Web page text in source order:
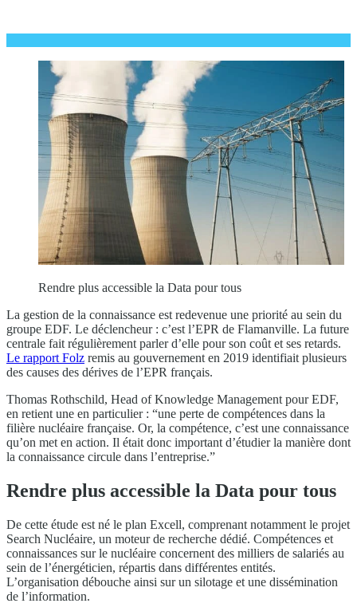
Rendre plus accessible la Data pour tous
La gestion de la connaissance est redevenue une priorité au sein du
groupe EDF. Le déclencheur : c’est l’EPR de Flamanville. La future
centrale fait régulièrement parler d’elle pour son coût et ses retards.
Le rapport Folz remis au gouvernement en 2019 identifiait plusieurs
des causes des dérives de l’EPR français.
Thomas Rothschild, Head of Knowledge Management pour EDF,
en retient une en particulier : “une perte de compétences dans la
filière nucléaire française. Or, la compétence, c’est une connaissance
qu’on met en action. Il était donc important d’étudier la manière dont
la connaissance circule dans l’entreprise.”
Rendre plus accessible la Data pour tous
De cette étude est né le plan Excell, comprenant notamment le projet
Search Nucléaire, un moteur de recherche dédié. Compétences et
connaissances sur le nucléaire concernent des milliers de salariés au
sein de l’énergéticien, répartis dans différentes entités.
L’organisation débouche ainsi sur un silotage et une dissémination
de l’information.